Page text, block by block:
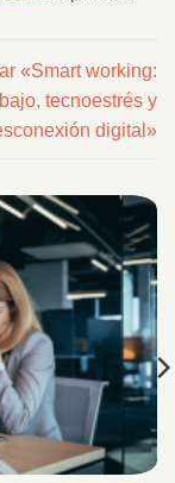
«Smart working:
tecnoestrés y
digital»